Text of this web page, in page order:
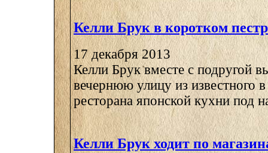
Келли Брук в коротком
17 декабря 2013
Келли Брук вместе с подругой
вечернюю улицу из известного
ресторана японской кухни под
Келли Брук ходит по